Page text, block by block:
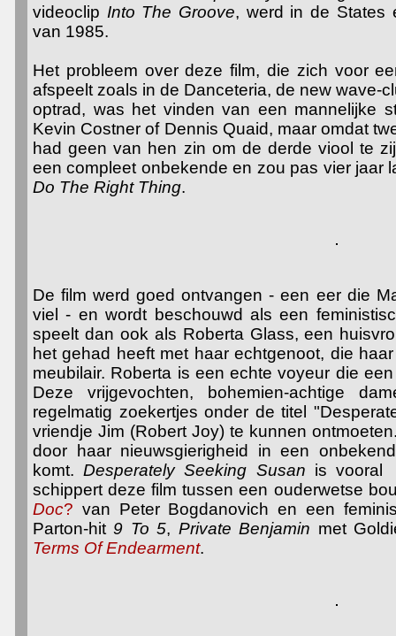
videoclip Into The Groove, werd in de States
van 1985.
Het probleem over deze film, die zich voor
afspeelt zoals in de Danceteria, de new wave-
optrad, was het vinden van een mannelijke
Kevin Costner of Dennis Quaid, maar omdat
had geen van hen zin om de derde viool te
een compleet onbekende en zou pas vier jaar
Do The Right Thing.
De film werd goed ontvangen - een eer die
viel - en wordt beschouwd als een
speelt dan ook als Roberta Glass, een
het gehad heeft met haar echtgenoot, die
meubilair. Roberta is een echte voyeur die
Deze vrijgevochten, bohemien-achtige
regelmatig zoekertjes onder de titel
vriendje Jim (Robert Joy) te kunnen
door haar nieuwsgierigheid in een
komt.Desperately Seeking Susan is vooral
schippert deze film tussen een ouderwetse
Doc? van Peter Bogdanovich en een
Parton-hit9 To 5, Private Benjamin met
Terms Of Endearment.